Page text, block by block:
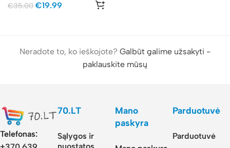
€35.00 €19.99
Neradote to, ko ieškojote? Galbūt galime užsakyti -
paklauskite mūsų
Telefonas:
70.LT
Sąlygos ir
Mano
paskyra
Parduotuvė
Parduotuvė